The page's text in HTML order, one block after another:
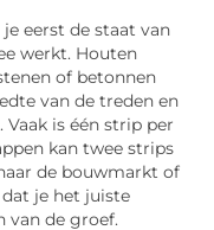
eerst de staat van
werkt. Houten
of betonnen
van de treden en
is één strip per
kan twee strips
de bouwmarkt of
je het juiste
van de groef.